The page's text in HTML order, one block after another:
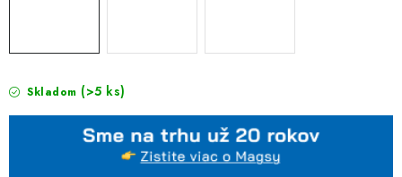
Skladom (>5 ks)